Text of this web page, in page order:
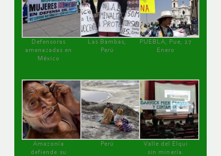
Defensoras
amenazadas en
México
Las Bambas,
Perú
PUEBLA, Pue, 27
Enero
Amazonía
defiende su
Perú
Valle del Elqui
sin minería.